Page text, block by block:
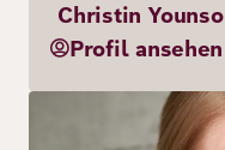
Christin Younso
Profil ansehen
Bild